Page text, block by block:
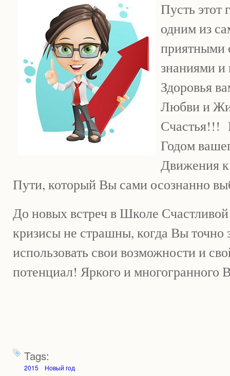
Пусть этот
одним из
приятными
знаниями и
Здоровья
Любви и
Счастья!!!
Годом
Движения
Пути, который Вы сами осознанно
До новых встреч в Школе
кризисы не страшны, когда Вы точно
использовать свои возможности и
потенциал! Яркого и
Tags:
2015 Новый год